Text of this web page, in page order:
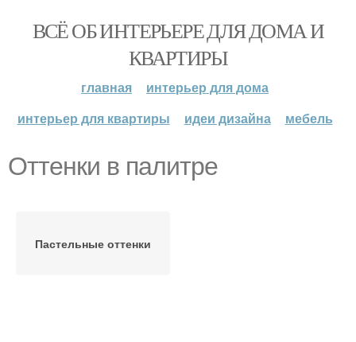
ВСЁ ОБ ИНТЕРЬЕРЕ ДЛЯ ДОМА И
КВАРТИРЫ
главная
интерьер для дома
интерьер для квартиры
идеи дизайна мебель
Оттенки в палитре
Пастельные оттенки